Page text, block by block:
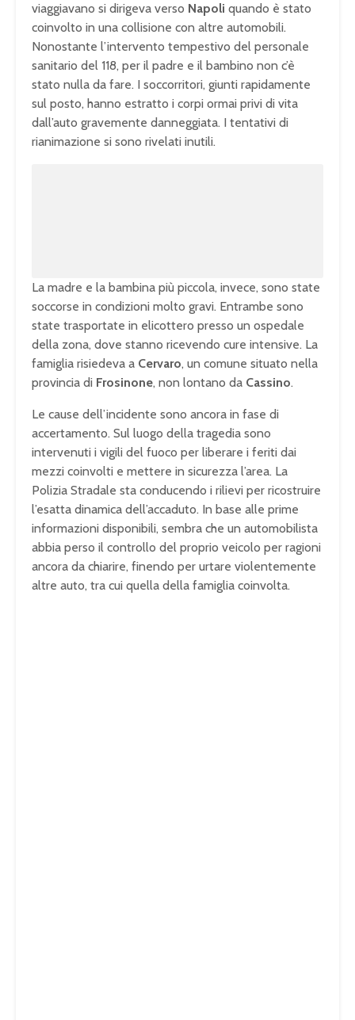
viaggiavano si dirigeva verso Napoli quando è stato
coinvolto in una collisione con altre automobili.
Nonostante l’intervento tempestivo del personale
sanitario del 118, per il padre e il bambino non c’è
stato nulla da fare. I soccorritori, giunti rapidamente
sul posto, hanno estratto i corpi ormai privi di vita
dall’auto gravemente danneggiata. I tentativi di
rianimazione si sono rivelati inutili.
La madre e la bambina più piccola, invece, sono state
soccorse in condizioni molto gravi. Entrambe sono
state trasportate in elicottero presso un ospedale
della zona, dove stanno ricevendo cure intensive. La
famiglia risiedeva a Cervaro, un comune situato nella
provincia di Frosinone, non lontano da Cassino.
Le cause dell’incidente sono ancora in fase di
accertamento. Sul luogo della tragedia sono
intervenuti i vigili del fuoco per liberare i feriti dai
mezzi coinvolti e mettere in sicurezza l’area. La
Polizia Stradale sta conducendo i rilievi per ricostruire
l’esatta dinamica dell’accaduto. In base alle prime
informazioni disponibili, sembra che un automobilista
abbia perso il controllo del proprio veicolo per ragioni
ancora da chiarire, finendo per urtare violentemente
altre auto, tra cui quella della famiglia coinvolta.